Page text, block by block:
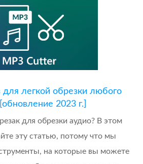
для легкой обрезки любого
2023 г.]
для обрезки аудио? В этом
эту статью, потому что мы
на которые вы можете